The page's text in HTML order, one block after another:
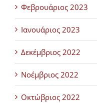
Φεβρουάριος 2023
Ιανουάριος 2023
Δεκέμβριος 2022
Νοέμβριος 2022
Οκτώβριος 2022